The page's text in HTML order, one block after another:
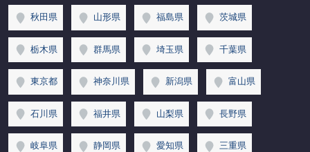
秋田県 山形県 福島県 茨城県
栃木県 群馬県 埼玉県 千葉県
東京都 神奈川県 新潟県 富山県
石川県 福井県 山梨県 長野県
岐阜県 静岡県 愛知県 三重県